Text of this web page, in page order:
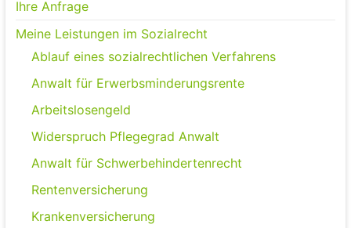
Ihre Anfrage
Meine Leistungen im Sozialrecht
Ablauf eines sozialrechtlichen Verfahrens
Anwalt für Erwerbsminderungsrente
Arbeitslosengeld
Widerspruch Pflegegrad Anwalt
Anwalt für Schwerbehindertenrecht
Rentenversicherung
Krankenversicherung